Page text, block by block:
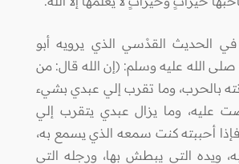
الحديث القدْسي الذي يرويه أبو
الله عليه وسلم: (إن الله قال: من
بالحرب، وما تقرب إلي عبدي بشيء
عليه، وما يزال عبدي يتقرب إلي
أحببته كنت سمعه الذي يسمع به،
ويده التي يبطش بها، ورجله التي